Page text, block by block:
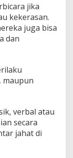
jika
kekerasan.
juga bisa
dan
maupun
verbal atau
secara
jahat di